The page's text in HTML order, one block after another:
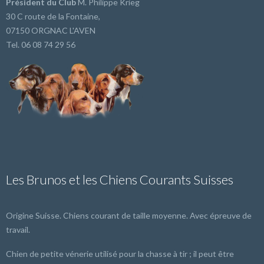
Président du Club M. Philippe Krieg
30 C route de la Fontaine,
07150 ORGNAC L'AVEN
Tel. 06 08 74 29 56
Les Brunos et les Chiens Courants Suisses
Origine Suisse. Chiens courant de taille moyenne. Avec épreuve de
travail.
Chien de petite vénerie utilisé pour la chasse à tir ; il peut être